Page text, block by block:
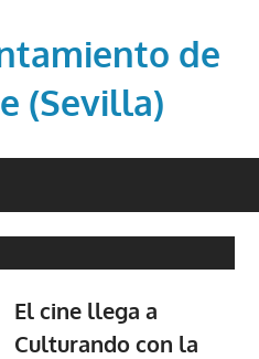
de
(Sevilla)
El cine llega a
Culturando con la